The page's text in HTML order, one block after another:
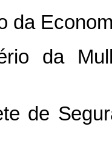
da
da
de